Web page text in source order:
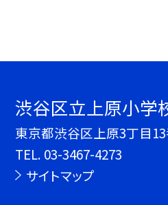
渋谷区立上原小学
東京都渋谷区上原3丁目
TEL. 03-3467-4273
サイトマップ